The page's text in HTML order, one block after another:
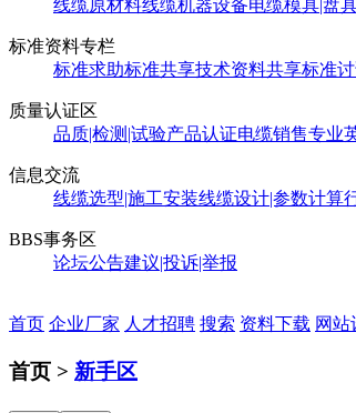
线缆原材料线缆机器设备电缆模具|盘
标准资料专栏
标准求助标准共享技术资料共享标准
质量认证区
品质|检测|试验产品认证电缆销售专业
信息交流
线缆选型|施工安装线缆设计|参数计算
BBS事务区
论坛公告建议|投诉|举报
首页 企业厂家 人才招聘 搜索 资料下载 网站
首页 > 新手区